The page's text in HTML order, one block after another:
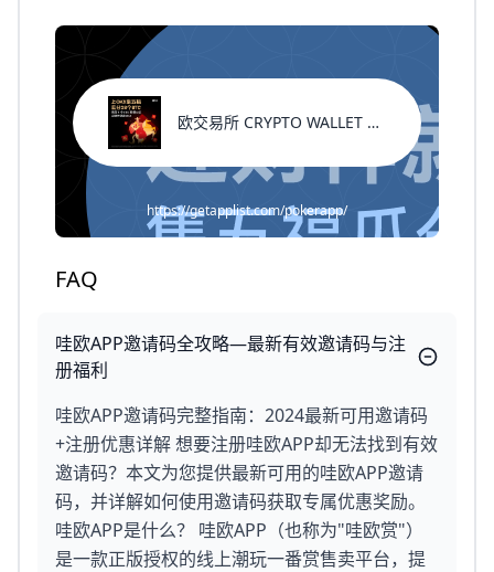
欧交易所 CRYPTO WALLET 返佣代码
https://getapplist.com/pokerapp/
FAQ
哇欧APP邀请码全攻略—最新有效邀请码与注
册福利
哇欧APP邀请码完整指南：2024最新可用邀请码
+注册优惠详解 想要注册哇欧APP却无法找到有效
邀请码？本文为您提供最新可用的哇欧APP邀请
码，并详解如何使用邀请码获取专属优惠奖励。
哇欧APP是什么？ 哇欧APP（也称为"哇欧赏"）
是一款正版授权的线上潮玩一番赏售卖平台，提